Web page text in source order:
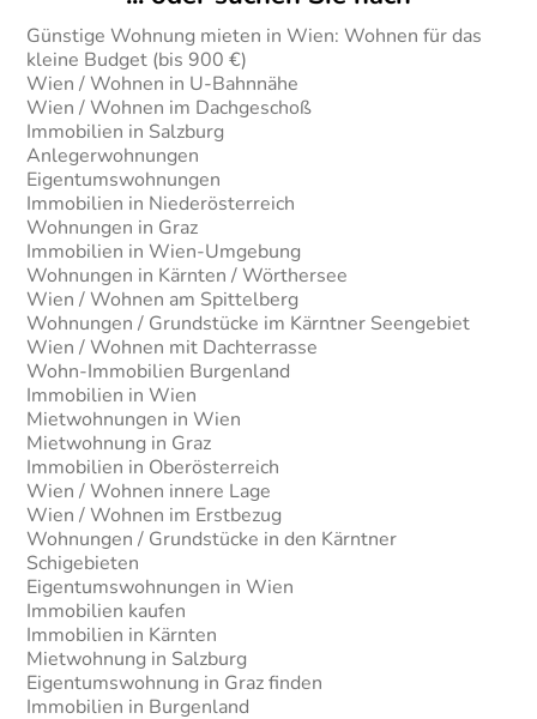
Günstige Wohnung mieten in Wien: Wohnen für das
kleine Budget (bis 900 €)
Wien / Wohnen in U-Bahnnähe
Wien / Wohnen im Dachgeschoß
Immobilien in Salzburg
Anlegerwohnungen
Eigentumswohnungen
Immobilien in Niederösterreich
Wohnungen in Graz
Immobilien in Wien-Umgebung
Wohnungen in Kärnten / Wörthersee
Wien / Wohnen am Spittelberg
Wohnungen / Grundstücke im Kärntner Seengebiet
Wien / Wohnen mit Dachterrasse
Wohn-Immobilien Burgenland
Immobilien in Wien
Mietwohnungen in Wien
Mietwohnung in Graz
Immobilien in Oberösterreich
Wien / Wohnen innere Lage
Wien / Wohnen im Erstbezug
Wohnungen / Grundstücke in den Kärntner
Schigebieten
Eigentumswohnungen in Wien
Immobilien kaufen
Immobilien in Kärnten
Mietwohnung in Salzburg
Eigentumswohnung in Graz finden
Immobilien in Burgenland